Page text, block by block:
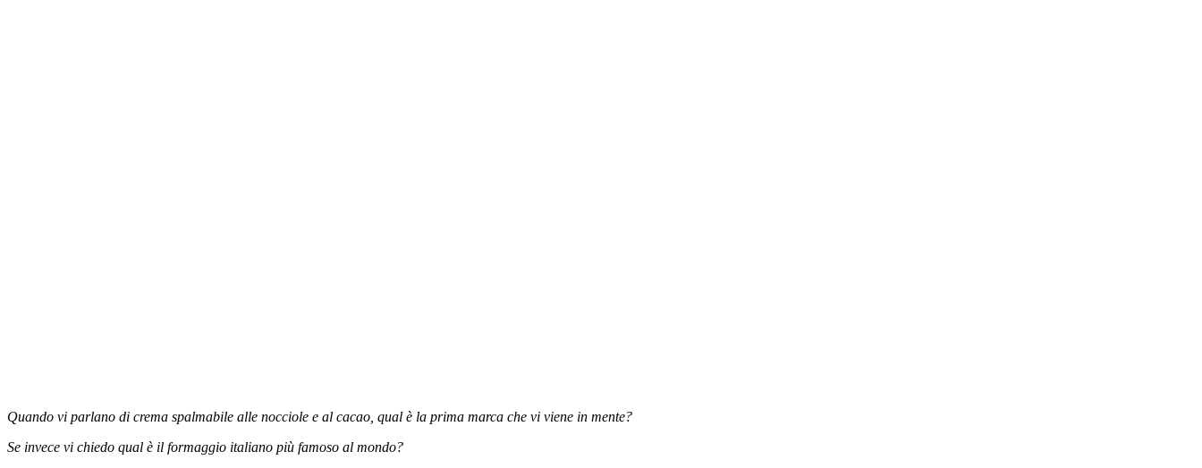
Quando vi parlano di crema spalmabile alle nocciole e al cacao, qual è la prima marca che vi viene in mente?
Se invece vi chiedo qual è il formaggio italiano più famoso al mondo?